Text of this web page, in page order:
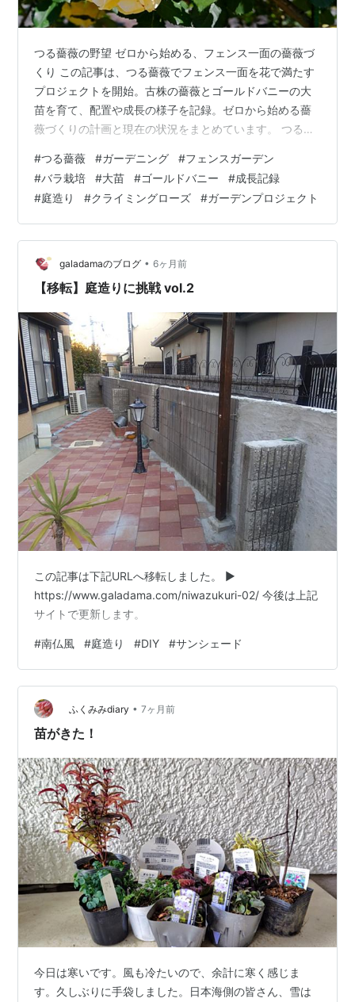
つる薔薇の野望 ゼロから始める、フェンス一面の薔薇づ
くり この記事は、つる薔薇でフェンス一面を花で満たす
プロジェクトを開始。古株の薔薇とゴールドバニーの大
苗を育て、配置や成長の様子を記録。ゼロから始める薔
薇づくりの計画と現在の状況をまとめています。 つる薔
じめに つるばらは２鉢 鉢の位置と、花一杯にしたフェン
ス 現在 関連記事 はじめに フェンスいっぱいに花が咲く
光景を思い浮かべた。 綺麗だろうな。 薔薇の花だと可能
なのではと思った。 綺麗だろうな。 挑戦しようと思っ
た。 綺麗だろうな。 つるばらは２鉢 ■ 鉢：１ 品種はわ
からない。 ミニ…
#つる薔薇 #ガーデニング #フェンスガーデン
#バラ栽培 #大苗 #ゴールドバニー #成長記録
#庭造り #クライミングローズ #ガーデンプロジェクト
galadamaのブログ • 6ヶ月前
【移転】庭造りに挑戦 vol.2
この記事は下記URLへ移転しました。 ▶
https://www.galadama.com/niwazukuri-02/ 今後は上記
サイトで更新します。
#南仏風 #庭造り #DIY #サンシェード
ふくみみdiary • 7ヶ月前
苗がきた！
今日は寒いです。風も冷たいので、余計に寒く感じま
す。久しぶりに手袋しました。日本海側の皆さん、雪は